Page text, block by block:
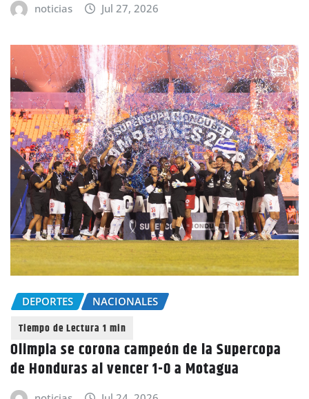
noticias Jul 27, 2026
DEPORTES NACIONALES
Olimpia se corona campeón de la Supercopa
de Honduras al vencer 1-0 a Motagua